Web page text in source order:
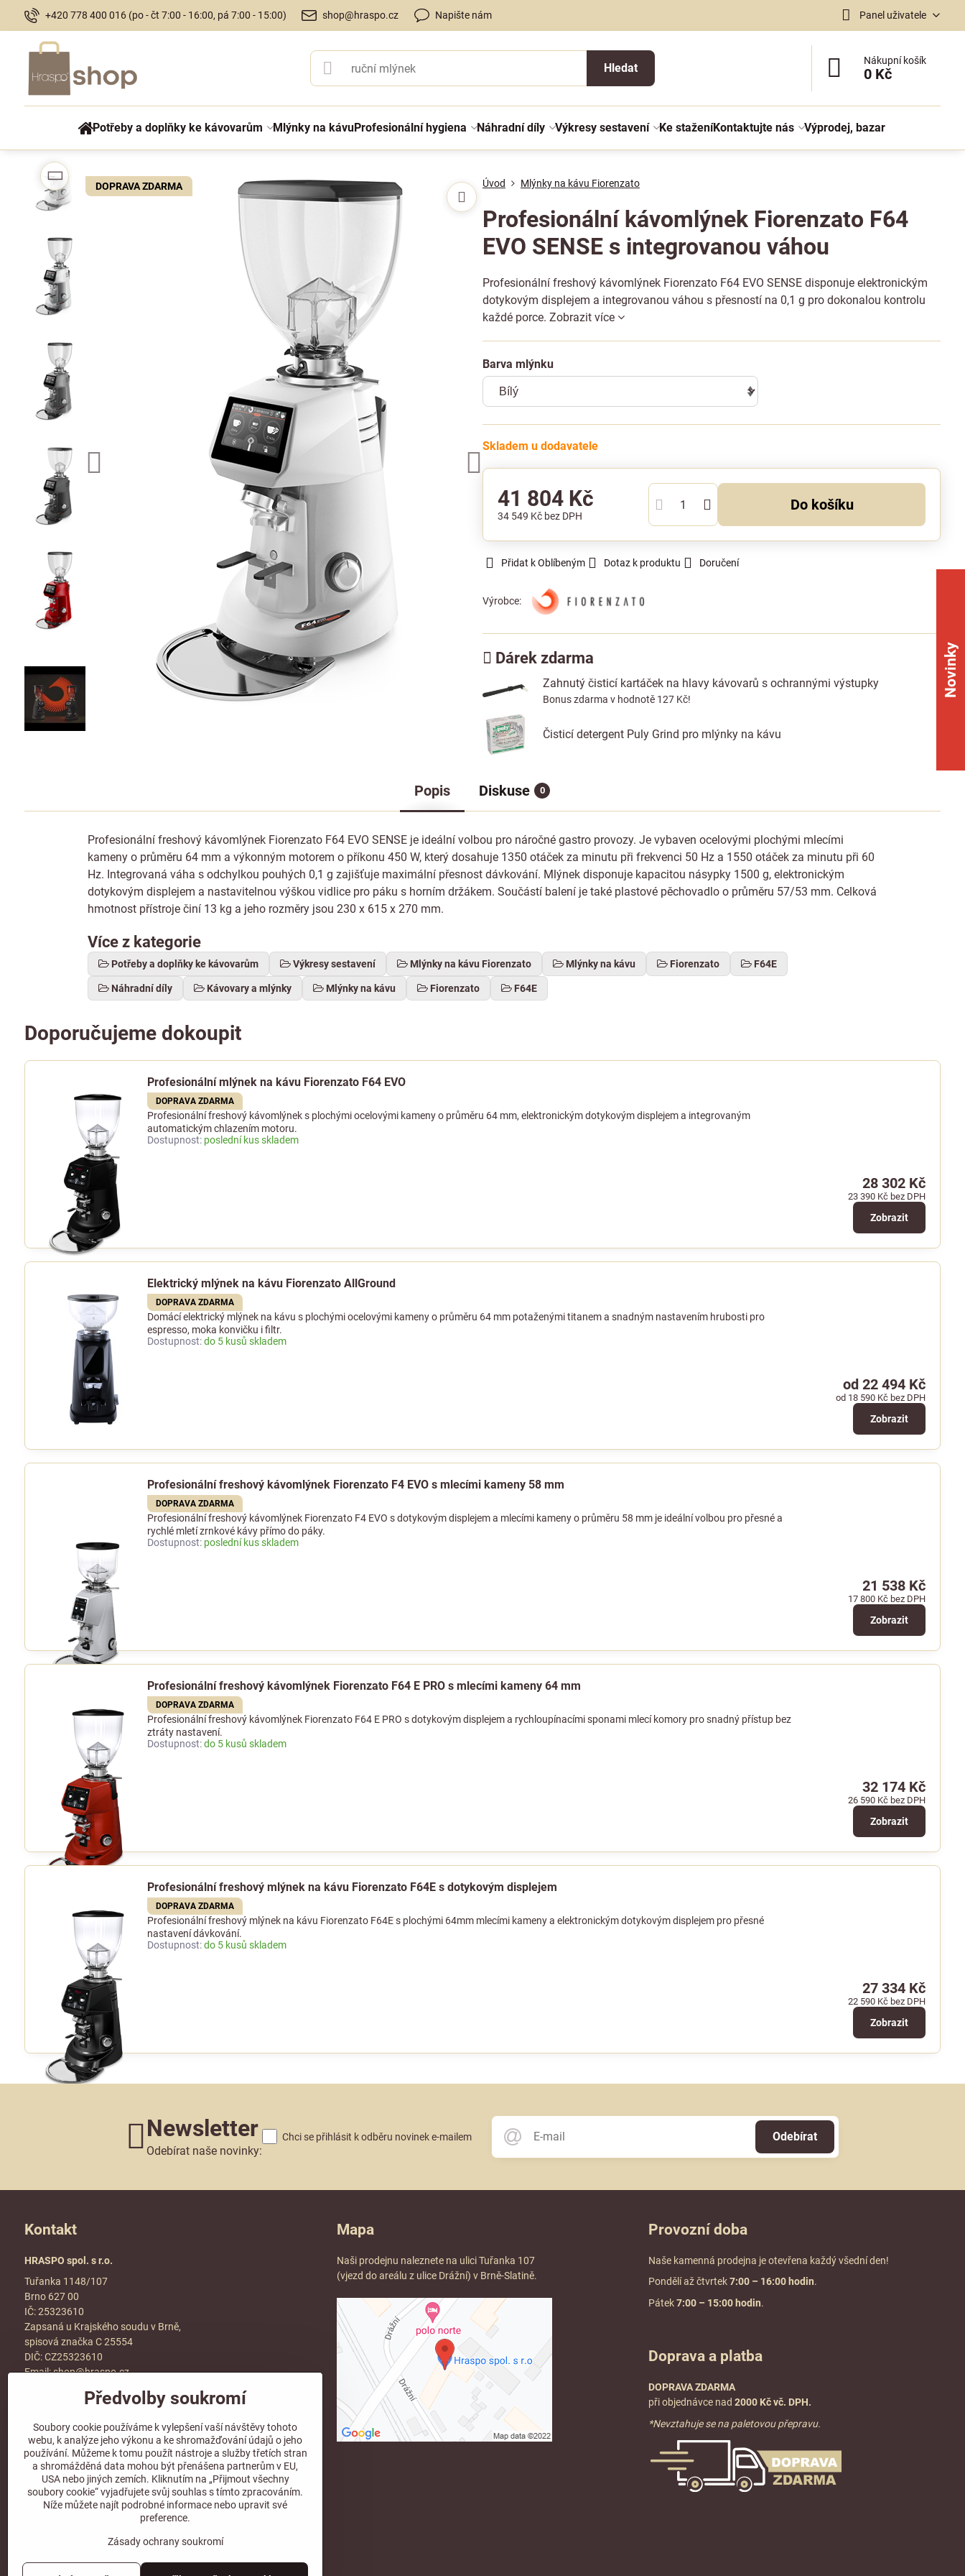
+420 778 400 016 (po - čt 7:00 - 16:00, pá 7:00 - 15:00) shop@hraspo.cz Napište nám Panel uživatele
Hledat
Nákupní košík
0 Kč
Potřeby a doplňky ke kávovarům Mlýnky na kávuProfesionální hygiena Náhradní díly Výkresy sestavení Ke staženíKontaktujte nás Výprodej, bazar
DOPRAVA ZDARMA Úvod Mlýnky na kávu Fiorenzato
Profesionální kávomlýnek Fiorenzato F64
EVO SENSE s integrovanou váhou
Profesionální freshový kávomlýnek Fiorenzato F64 EVO SENSE disponuje elektronickým
dotykovým displejem a integrovanou váhou s přesností na 0,1 g pro dokonalou kontrolu
každé porce. Zobrazit více
Barva mlýnku
Skladem u dodavatele
41 804 Kč
34 549 Kč bez DPH
Do košíku
Přidat k Oblíbeným Dotaz k produktu Doručení
Výrobce:
Dárek zdarma
Zahnutý čisticí kartáček na hlavy kávovarů s ochrannými výstupky
Bonus zdarma v hodnotě 127 Kč!
Čisticí detergent Puly Grind pro mlýnky na kávu
Popis Diskuse 0
Profesionální freshový kávomlýnek Fiorenzato F64 EVO SENSE je ideální volbou pro náročné gastro provozy. Je vybaven ocelovými plochými mlecími
kameny o průměru 64 mm a výkonným motorem o příkonu 450 W, který dosahuje 1350 otáček za minutu při frekvenci 50 Hz a 1550 otáček za minutu při 60
Hz. Integrovaná váha s odchylkou pouhých 0,1 g zajišťuje maximální přesnost dávkování. Mlýnek disponuje kapacitou násypky 1500 g, elektronickým
dotykovým displejem a nastavitelnou výškou vidlice pro páku s horním držákem. Součástí balení je také plastové pěchovadlo o průměru 57/53 mm. Celková
hmotnost přístroje činí 13 kg a jeho rozměry jsou 230 x 615 x 270 mm.
Více z kategorie
Potřeby a doplňky ke kávovarům Výkresy sestavení Mlýnky na kávu Fiorenzato Mlýnky na kávu Fiorenzato F64E
Náhradní díly Kávovary a mlýnky Mlýnky na kávu Fiorenzato F64E
Doporučujeme dokoupit
Profesionální mlýnek na kávu Fiorenzato F64 EVO
DOPRAVA ZDARMA
Profesionální freshový kávomlýnek s plochými ocelovými kameny o průměru 64 mm, elektronickým dotykovým displejem a integrovaným
automatickým chlazením motoru.
Dostupnost: poslední kus skladem
28 302 Kč
23 390 Kč bez DPH
Zobrazit
Elektrický mlýnek na kávu Fiorenzato AllGround
DOPRAVA ZDARMA
Domácí elektrický mlýnek na kávu s plochými ocelovými kameny o průměru 64 mm potaženými titanem a snadným nastavením hrubosti pro
espresso, moka konvičku i filtr.
Dostupnost: do 5 kusů skladem
od 22 494 Kč
od 18 590 Kč bez DPH
Zobrazit
Profesionální freshový kávomlýnek Fiorenzato F4 EVO s mlecími kameny 58 mm
DOPRAVA ZDARMA
Profesionální freshový kávomlýnek Fiorenzato F4 EVO s dotykovým displejem a mlecími kameny o průměru 58 mm je ideální volbou pro přesné a
rychlé mletí zrnkové kávy přímo do páky.
Dostupnost: poslední kus skladem
21 538 Kč
17 800 Kč bez DPH
Zobrazit
Profesionální freshový kávomlýnek Fiorenzato F64 E PRO s mlecími kameny 64 mm
DOPRAVA ZDARMA
Profesionální freshový kávomlýnek Fiorenzato F64 E PRO s dotykovým displejem a rychloupínacími sponami mlecí komory pro snadný přístup bez
ztráty nastavení.
Dostupnost: do 5 kusů skladem
32 174 Kč
26 590 Kč bez DPH
Zobrazit
Profesionální freshový mlýnek na kávu Fiorenzato F64E s dotykovým displejem
DOPRAVA ZDARMA
Profesionální freshový mlýnek na kávu Fiorenzato F64E s plochými 64mm mlecími kameny a elektronickým dotykovým displejem pro přesné
nastavení dávkování.
Dostupnost: do 5 kusů skladem
27 334 Kč
22 590 Kč bez DPH
Zobrazit
Newsletter
Odebírat naše novinky:
Odebírat
Chci se přihlásit k odběru novinek e-mailem
Kontakt
HRASPO spol. s r.o.
Tuřanka 1148/107
Brno 627 00
IČ: 25323610
Zapsaná u Krajského soudu v Brně,
spisová značka C 25554
DIČ: CZ25323610
Email:shop@hraspo.cz
Obchodní podmínky
Více info v sekcikontakt
Sledujte naše sociální sítě!
Novinky
Mapa
Naši prodejnu naleznete na ulici Tuřanka 107
(vjezd do areálu z ulice Drážní) v Brně-Slatině.
Provozní doba
Naše kamenná prodejna je otevřena každý všední den!
Pondělí až čtvrtek7:00 – 16:00 hodin.
Pátek7:00 – 15:00 hodin.
Doprava a platba
DOPRAVA ZDARMA
při objednávce nad 2000 Kč vč. DPH.
*Nevztahuje se na paletovou přepravu.
Předvolby soukromí
Soubory cookie používáme k vylepšení vaší návštěvy tohoto
webu, k analýze jeho výkonu a ke shromažďování údajů o jeho
používání. Můžeme k tomu použít nástroje a služby třetích stran
a shromážděná data mohou být přenášena partnerům v EU,
USA nebo jiných zemích. Kliknutím na „Přijmout všechny
soubory cookie“ vyjadřujete svůj souhlas s tímto zpracováním.
Níže můžete najít podrobné informace nebo upravit své
preference.
Zásady ochrany soukromí